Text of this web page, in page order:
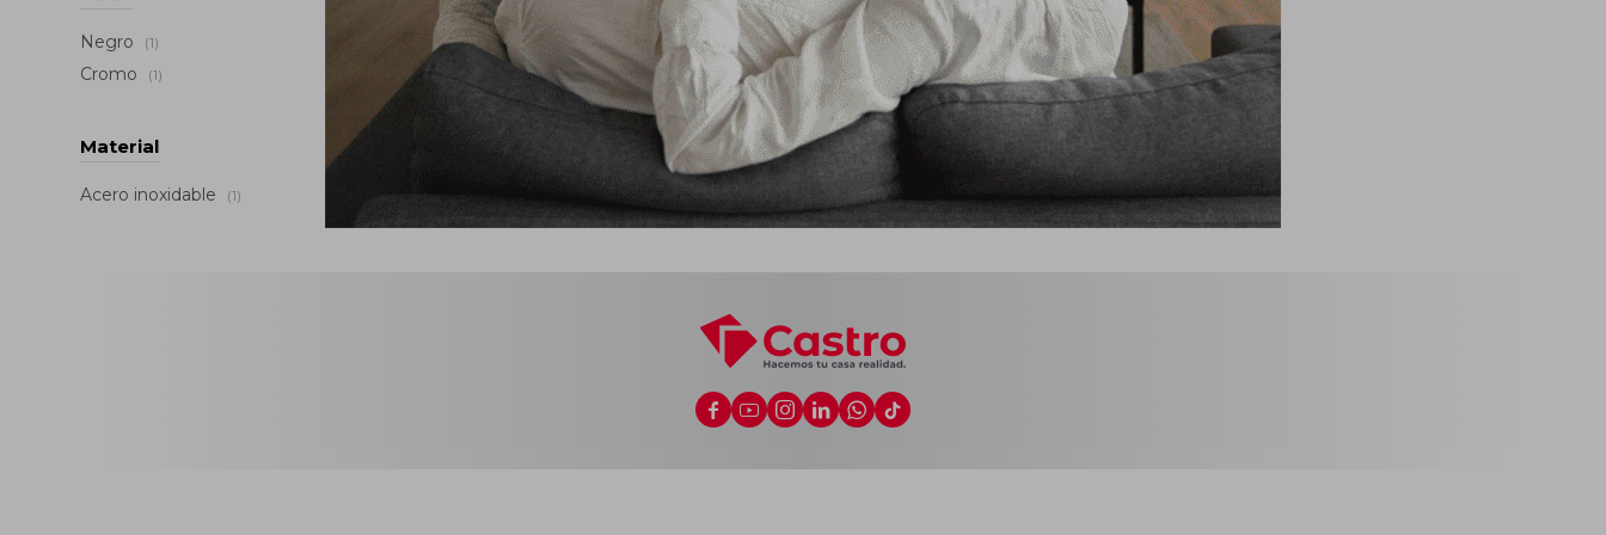
Negro (1)
Cromo (1)
Material
Acero inoxidable (1)
     